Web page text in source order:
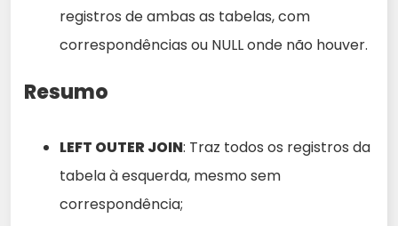
registros de ambas as tabelas, com
correspondências ou NULL onde não houver.
Resumo
LEFT OUTER JOIN: Traz todos os registros da
tabela à esquerda, mesmo sem
correspondência;